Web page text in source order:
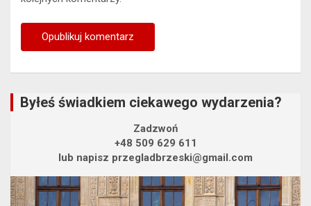
Byłeś świadkiem ciekawego wydarzenia?
Zadzwoń
+48 509 629 611
lub napisz przegladbrzeski@gmail.com